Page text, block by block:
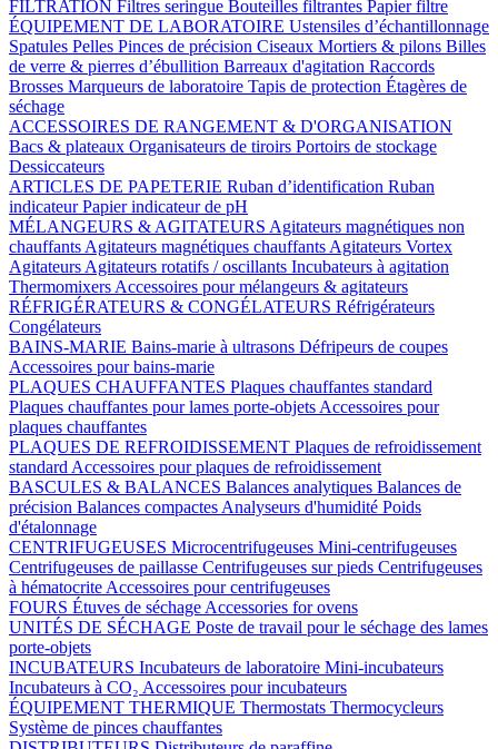
FILTRATION Filtres seringue Bouteilles filtrantes Papier filtre
ÉQUIPEMENT DE LABORATOIRE Ustensiles d’échantillonnage
Spatules Pelles Pinces de précision Ciseaux Mortiers & pilons Billes
de verre & pierres d’ébullition Barreaux d'agitation Raccords
Brosses Marqueurs de laboratoire Tapis de protection Étagères de
séchage
ACCESSOIRES DE RANGEMENT & D'ORGANISATION
Bacs & plateaux Organisateurs de tiroirs Portoirs de stockage
Dessiccateurs
ARTICLES DE PAPETERIE Ruban d’identification Ruban
indicateurPapier indicateur de pH
MÉLANGEURS & AGITATEURS Agitateurs magnétiques non
chauffants Agitateurs magnétiques chauffants Agitateurs Vortex
Agitateurs Agitateurs rotatifs / oscillants Incubateurs à agitation
Thermomixers Accessoires pour mélangeurs & agitateurs
RÉFRIGÉRATEURS & CONGÉLATEURS Réfrigérateurs
Congélateurs
BAINS-MARIE Bains-marie à ultrasons Défripeurs de coupes
Accessoires pour bains-marie
PLAQUES CHAUFFANTES Plaques chauffantes standard
Plaques chauffantes pour lames porte-objets Accessoires pour
plaques chauffantes
PLAQUES DE REFROIDISSEMENT Plaques de refroidissement
standard Accessoires pour plaques de refroidissement
BASCULES & BALANCES Balances analytiques Balances de
précision Balances compactes Analyseurs d'humidité Poids
d'étalonnage
CENTRIFUGEUSES Microcentrifugeuses Mini-centrifugeuses
Centrifugeuses de paillasse Centrifugeuses sur pieds Centrifugeuses
à hématocrite Accessoires pour centrifugeuses
FOURS Étuves de séchage Accessories for ovens
UNITÉS DE SÉCHAGE Poste de travail pour le séchage des lames
porte-objets
INCUBATEURS Incubateurs de laboratoire Mini-incubateurs
Incubateurs à CO₂ Accessoires pour incubateurs
ÉQUIPEMENT THERMIQUE Thermostats Thermocycleurs
Système de pinces chauffantes